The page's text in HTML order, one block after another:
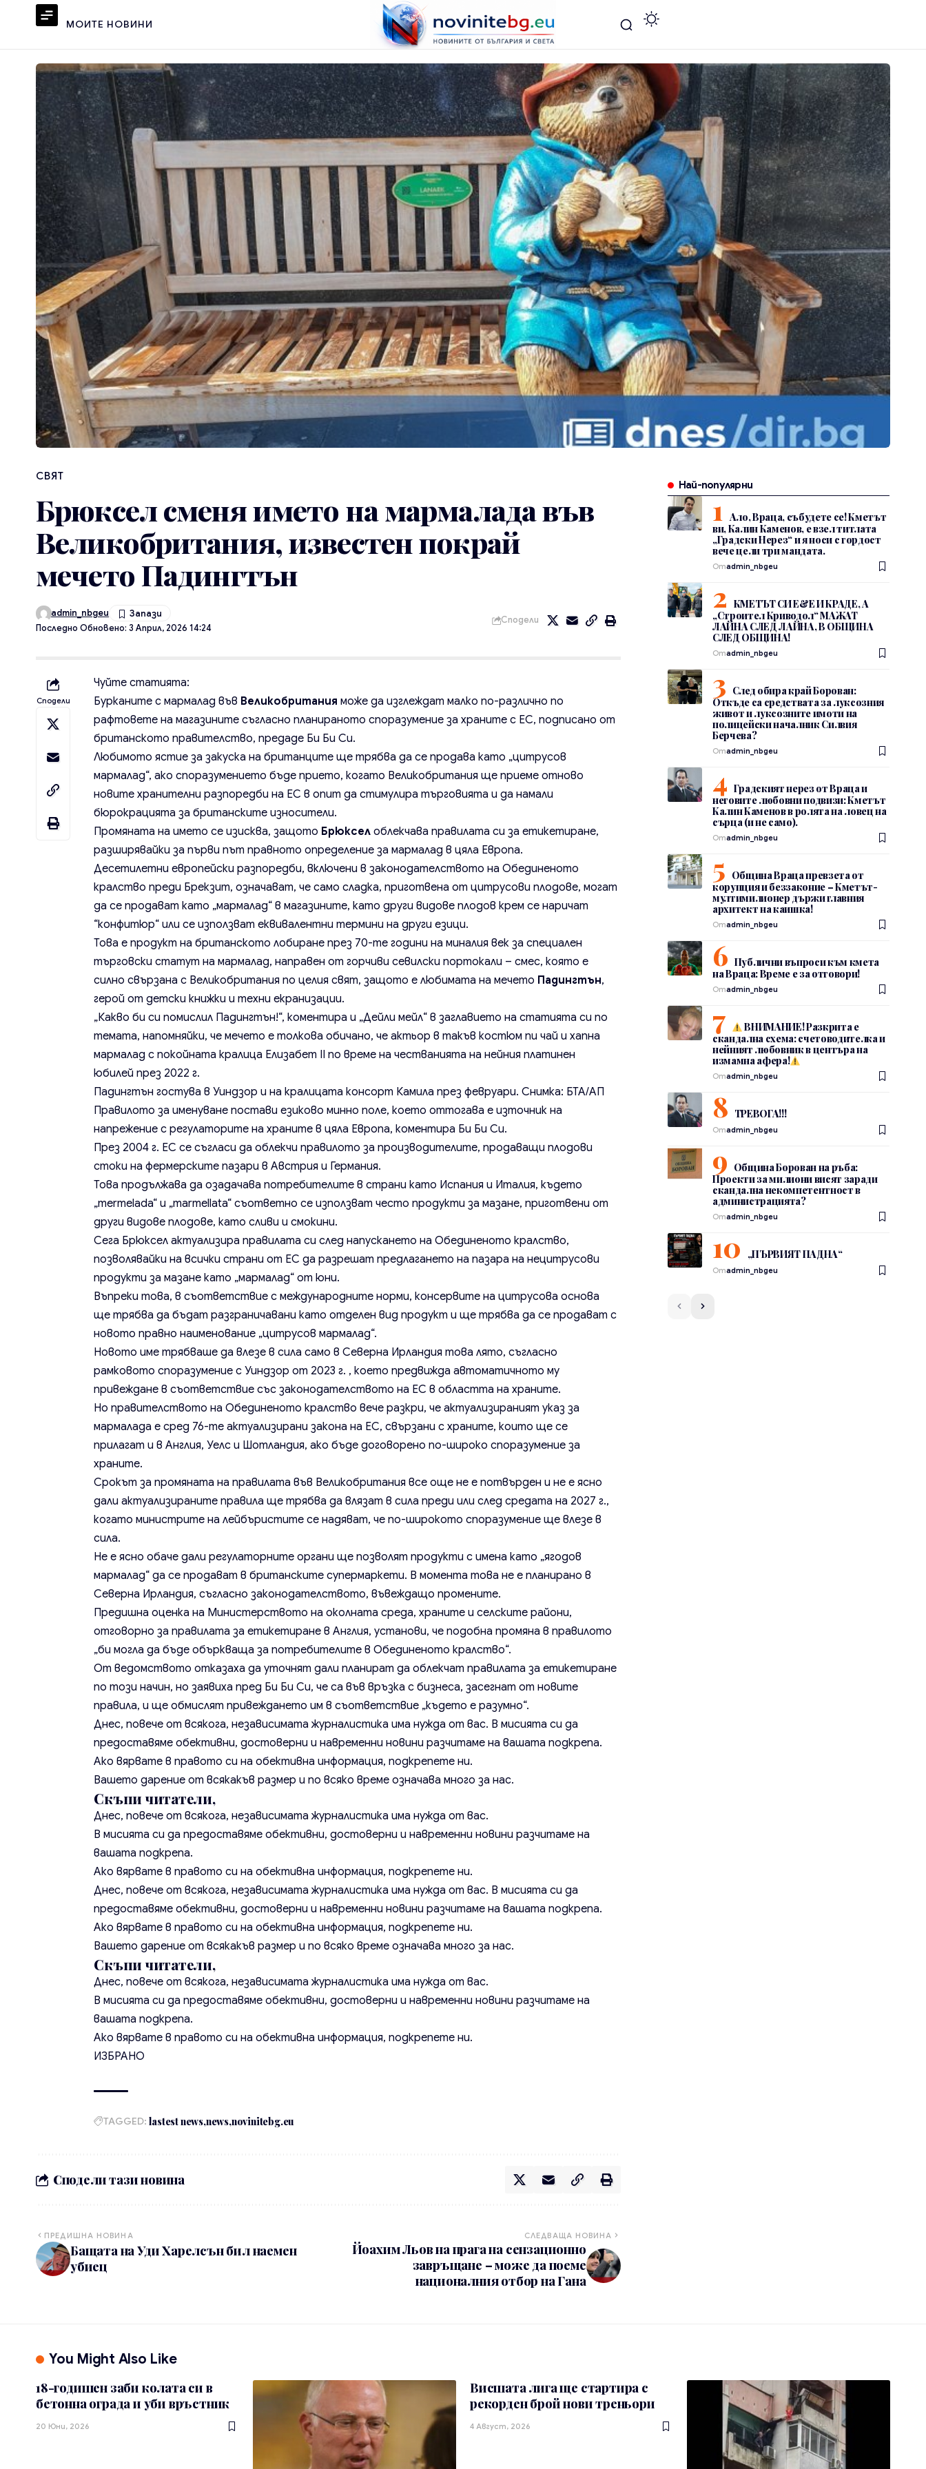
МОИТЕ НОВИНИ
СВЯТ
Брюксел сменя името на мармалада във
Великобритания, известен покрай
мечето Падингтън
Последно Обновено: 3 Април, 2026 14:24
admin_nbgeu
Сподели
Сподели
Чуйте статията:
Бурканите с мармалад във Великобритания може да изглеждат малко по-различно по
рафтовете на магазините съгласно планираното споразумение за храните с ЕС, подписано от
британското правителство, предаде Би Би Си.
Любимото ястие за закуска на британците ще трябва да се продава като „цитрусов
мармалад“, ако споразумението бъде прието, когато Великобритания ще приеме отново
новите хранителни разпоредби на ЕС в опит да стимулира търговията и да намали
бюрокрацията за британските износители.
Промяната на името се изисква, защото Брюксел облекчава правилата си за етикетиране,
разширявайки за първи път правното определение за мармалад в цяла Европа.
Десетилетни европейски разпоредби, включени в законодателството на Обединеното
кралство преди Брекзит, означават, че само сладка, приготвена от цитрусови плодове, могат
да се продават като „мармалад“ в магазините, като други видове плодов крем се наричат ​​
“конфитюр“ или се използват еквивалентни термини на други езици.
Това е продукт на британското лобиране през 70-те години на миналия век за специален
търговски статут на мармалад, направен от горчиви севилски портокали – смес, която е
силно свързана с Великобритания по целия свят, защото е любимата на мечето Падингтън,
герой от детски книжки и техни екранизации.
„Какво би си помислил Падингтън!“, коментира и „Дейли мейл“ в заглавието на статията си по
темата, напомняйки, че мечето е толкова обичано, че актьор в такъв костюм пи чай и хапна
мармалад с покойната кралица Елизабет II по време на честванията на нейния платинен
юбилей през 2022 г.
Падингтън гостува в Уиндзор и на кралицата консорт Камила през февруари. Снимка: БТА/АП
Правилото за именуване постави езиково минно поле, което оттогава е източник на
напрежение с регулаторите на храните в цяла Европа, коментира Би Би Си.
През 2004 г. ЕС се съгласи да облекчи правилото за производителите, продаващи плодови
стоки на фермерските пазари в Австрия и Германия.
Това продължава да озадачава потребителите в страни като Испания и Италия, където
„mermelada“ и „marmellata“ съответно се използват често продукти за мазане, приготвени от
други видове плодове, като сливи и смокини.
Сега Брюксел актуализира правилата си след напускането на Обединеното кралство,
позволявайки на всички страни от ЕС да разрешат предлагането на пазара на нецитрусови
продукти за мазане като „мармалад“ от юни.
Въпреки това, в съответствие с международните норми, консервите на цитрусова основа
ще трябва да бъдат разграничавани като отделен вид продукт и ще трябва да се продават с
новото правно наименование „цитрусов мармалад“.
Новото име трябваше да влезе в сила само в Северна Ирландия това лято, съгласно
рамковото споразумение с Уиндзор от 2023 г. , което предвижда автоматичното му
привеждане в съответствие със законодателството на ЕС в областта на храните.
Но правителството на Обединеното кралство вече разкри, че актуализираният указ за
мармалада е сред 76-те актуализирани закона на ЕС, свързани с храните, които ще се
прилагат и в Англия, Уелс и Шотландия, ако бъде договорено по-широко споразумение за
храните.
Срокът за промяната на правилата във Великобритания все още не е потвърден и не е ясно
дали актуализираните правила ще трябва да влязат в сила преди или след средата на 2027 г.,
когато министрите на лейбъристите се надяват, че по-широкото споразумение ще влезе в
сила.
Не е ясно обаче дали регулаторните органи ще позволят продукти с имена като „ягодов
мармалад“ да се продават в британските супермаркети. В момента това не е планирано в
Северна Ирландия, съгласно законодателството, въвеждащо промените.
Предишна оценка на Министерството на околната среда, храните и селските райони,
отговорно за правилата за етикетиране в Англия, установи, че подобна промяна в правилото
„би могла да бъде объркваща за потребителите в Обединеното кралство“.
От ведомството отказаха да уточнят дали планират да облекчат правилата за етикетиране
по този начин, но заявиха пред Би Би Си, че са във връзка с бизнеса, засегнат от новите
правила, и ще обмислят привеждането им в съответствие „където е разумно“.
Днес, повече от всякога, независимата журналистика има нужда от вас. В мисията си да
предоставяме обективни, достоверни и навременни новини разчитаме на вашата подкрепа.
Ако вярвате в правото си на обективна информация, подкрепете ни.
Вашето дарение от всякакъв размер и по всяко време означава много за нас.
Скъпи читатели,
Днес, повече от всякога, независимата журналистика има нужда от вас.
В мисията си да предоставяме обективни, достоверни и навременни новини разчитаме на
вашата подкрепа.
Ако вярвате в правото си на обективна информация, подкрепете ни.
Днес, повече от всякога, независимата журналистика има нужда от вас. В мисията си да
предоставяме обективни, достоверни и навременни новини разчитаме на вашата подкрепа.
Ако вярвате в правото си на обективна информация, подкрепете ни.
Вашето дарение от всякакъв размер и по всяко време означава много за нас.
Скъпи читатели,
Днес, повече от всякога, независимата журналистика има нужда от вас.
В мисията си да предоставяме обективни, достоверни и навременни новини разчитаме на
вашата подкрепа.
Ако вярвате в правото си на обективна информация, подкрепете ни.
ИЗБРАНО
TAGGED: lastest news news novinitebg.eu
Сподели тази новина
ПРЕДИШНА НОВИНА
Бащата на Уди Харелсън бил наемен
убиец
СЛЕДВАЩА НОВИНА
Йоахим Льов на прага на сензационно
завръщане – може да поеме
националния отбор на Гана
Най-популярни
Ало, Враца, събудете се! Кметът
ви, Калин Каменов, е взел титлата
„Градски Нерез“ и я носи с гордост
вече цели три мандата.
Отadmin_nbgeu
КМЕТЪТ СИ Е&Е И КРАДЕ, А
„Строител Криводол“ МАЖАТ
ЛАЙНА СЛЕД ЛАЙНА, В ОБЩИНА
СЛЕД ОБЩИНА!
Отadmin_nbgeu
След обира край Борован:
Откъде са средствата за луксозния
живот и луксозните имоти на
полицейски началник Силвия
Берчева?
Отadmin_nbgeu
Градският нерез от Враца и
неговите любовни подвизи: Кметът
Калин Каменов в ролята на ловец на
сърца (и не само).
Отadmin_nbgeu
Община Враца превзета от
корупция и беззаконие – Кметът-
мултимилионер държи главния
архитект на каишка!
Отadmin_nbgeu
Публични въпроси към кмета
на Враца: Време е за отговори!
Отadmin_nbgeu
ВНИМАНИЕ! Разкрита е
скандална схема: счетоводителка и
нейният любовник в центъра на
измамна афера!
Отadmin_nbgeu
ТРЕВОГА!!!
Отadmin_nbgeu
Община Борован на ръба:
Проекти за милиони висят заради
скандална некомпетентност в
администрацията?
Отadmin_nbgeu
„ПЪРВИЯТ ПАДНА“
Отadmin_nbgeu
You Might Also Like
18-годишен заби колата си в
бетонна ограда и уби връстник
20 Юни, 2026
Висшата лига ще стартира с
рекорден брой нови треньори
4 Август, 2026